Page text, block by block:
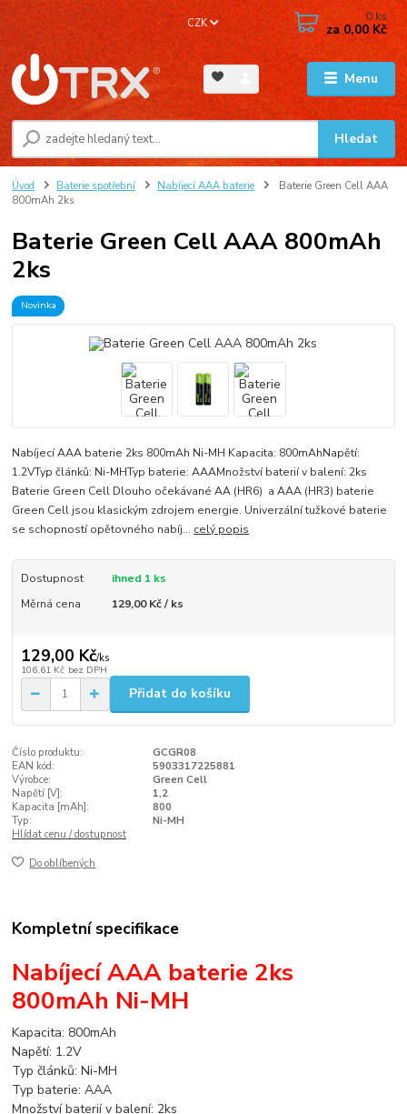
Menu
CZK
Hledat
0ks
za0,00 Kč
Úvod Baterie spotřební Nabíjecí AAA baterie
Baterie Green Cell AAA
800mAh 2ks
Baterie Green Cell AAA 800mAh
2ks
Novinka
Nabíjecí AAA baterie 2ks 800mAh Ni-MH Kapacita: 800mAhNapětí:
1.2VTyp článků: Ni-MHTyp baterie: AAAMnožství baterií v balení: 2ks
Baterie Green Cell Dlouho očekávané AA (HR6) a AAA (HR3) baterie
Green Cell jsou klasickým zdrojem energie. Univerzální tužkové baterie
se schopností opětovného nabíj... celý popis
Dostupnost
ihned 1 ks
Měrná cena
129,00 Kč / ks
129,00 Kč/ks
106,61 Kč bez DPH
Přidat do košíku
Číslo produktu:
GCGR08
EAN kód:
5903317225881
Výrobce:
Green Cell
Napětí [V]:
1,2
Kapacita [mAh]:
800
Typ:
Ni-MH
Hlídat cenu / dostupnost
Do oblíbených
Kompletní specifikace
Nabíjecí AAA baterie 2ks
800mAh Ni-MH
Kapacita: 800mAh
Napětí: 1.2V
Typ článků: Ni-MH
Typ baterie: AAA
Množství baterií v balení: 2ks